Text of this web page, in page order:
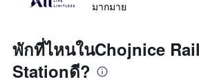
มากมาย
พักที่ไหนในChojnice
Stationดี?